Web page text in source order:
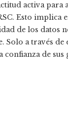
activa
Esto implica
de los datos
a través de
de sus